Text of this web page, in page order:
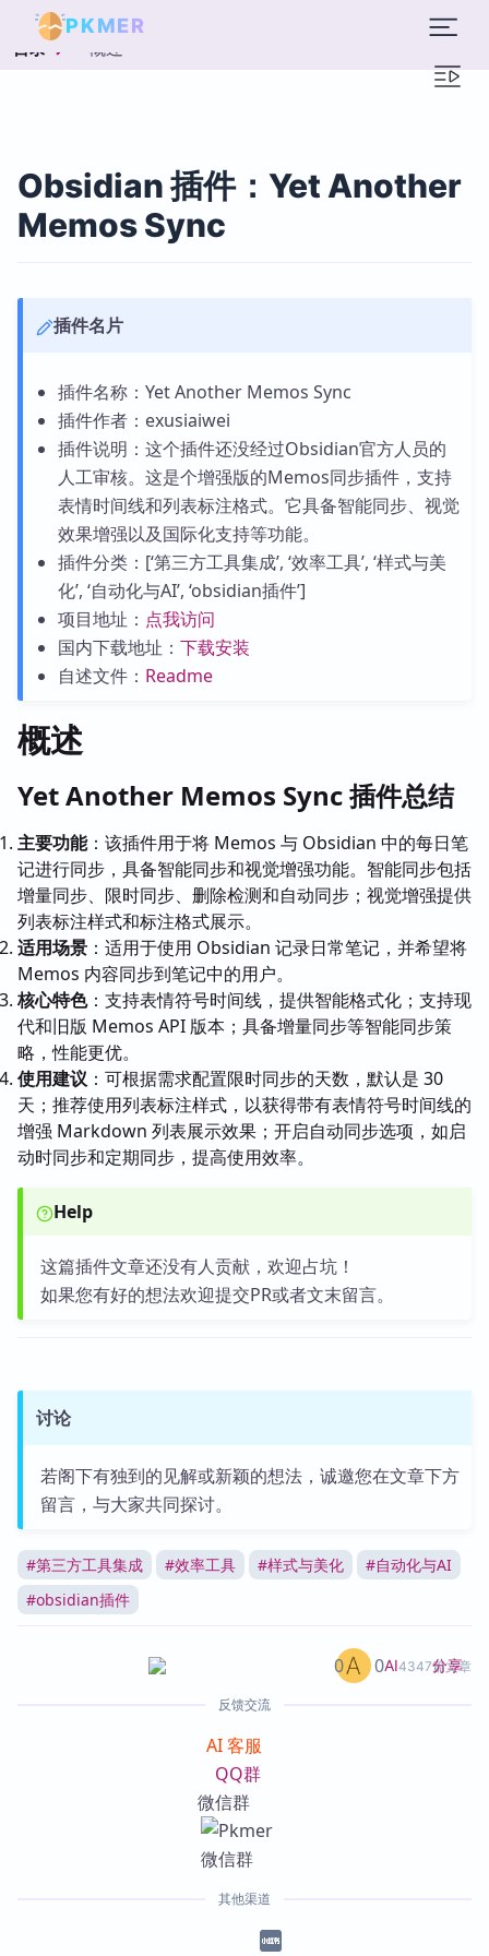
PKMER
目录 概述
Obsidian 插件：Yet Another
Memos Sync
插件名片
插件名称：Yet Another Memos Sync
插件作者：exusiaiwei
插件说明：这个插件还没经过Obsidian官方人员的
人工审核。这是个增强版的Memos同步插件，支持
表情时间线和列表标注格式。它具备智能同步、视觉
效果增强以及国际化支持等功能。
插件分类：[‘第三方工具集成’, ‘效率工具’, ‘样式与美
化’, ‘自动化与AI’, ‘obsidian插件’]
项目地址： 点我访问
国内下载地址： 下载安装
自述文件： Readme
概述
Yet Another Memos Sync 插件总结
主要功能：该插件用于将 Memos 与 Obsidian 中的每日笔
记进行同步，具备智能同步和视觉增强功能。智能同步包括
增量同步、限时同步、删除检测和自动同步；视觉增强提供
列表标注样式和标注格式展示。
适用场景 ：适用于使用 Obsidian 记录日常笔记，并希望将
Memos 内容同步到笔记中的用户。
核心特色：支持表情符号时间线，提供智能格式化；支持现
代和旧版 Memos API 版本；具备增量同步等智能同步策
略，性能更优。
使用建议 ：可根据需求配置限时同步的天数，默认是 30
天；推荐使用列表标注样式，以获得带有表情符号时间线的
增强 Markdown 列表展示效果；开启自动同步选项，如启
动时同步和定期同步，提高使用效率。
Help
这篇插件文章还没有人贡献，欢迎占坑！
如果您有好的想法欢迎提交PR或者文末留言。
讨论
若阁下有独到的见解或新颖的想法，诚邀您在文章下方
留言，与大家共同探讨。
#第三方工具集成 #效率工具 #样式与美化 #自动化与AI
#obsidian插件
AI4347篇文章
0 0 分享
反馈交流
AI 客服
QQ群
微信群
其他渠道